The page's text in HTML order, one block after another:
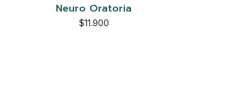
Neuro Oratoria
$11.900